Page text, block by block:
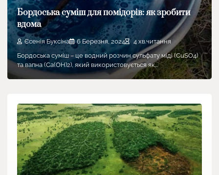
Бордоська суміш для помідорів: як зробити
вдома
Єсенія Буксіна 6 Березня, 2024
4 хв.читання
Бордоська суміш – це водний розчин сульфату міді (CuSO4)
та вапна (Ca(OH)2), який використовується як…